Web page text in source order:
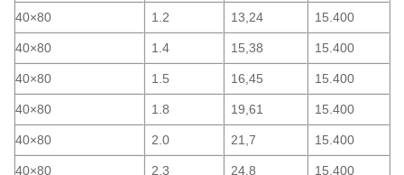
40×80 1.2 13,24 15.400
40×80 1.4 15,38 15.400
40×80 1.5 16,45 15.400
40×80 1.8 19,61 15.400
40×80 2.0 21,7 15.400
40×80 2.3 24,8 15.400